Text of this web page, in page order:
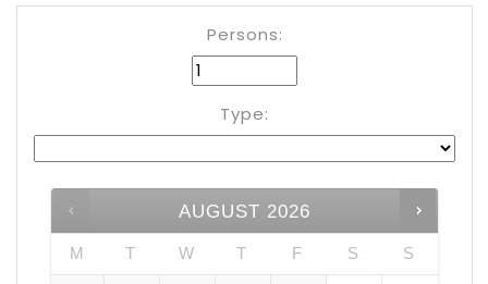
Persons:
Type:
AUGUST 2026
M T W T F S S